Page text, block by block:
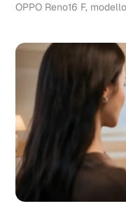
OPPO Reno16 F,